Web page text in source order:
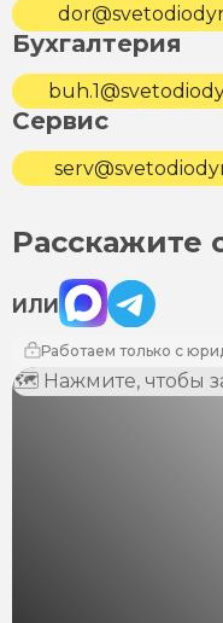
Бухгалтерия
Сервис
Расскажите
ИЛИ
Max Telegram
Работаем только с
🗺 Нажмите, чтобы